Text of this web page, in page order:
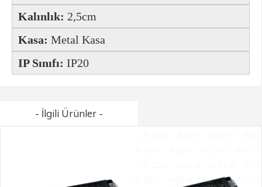
Kalınlık: 2,5cm
Kasa: Metal Kasa
IP Sınıfı: IP20
- İlgili Ürünler -